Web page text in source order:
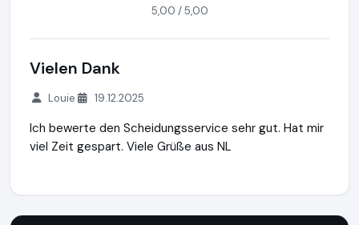
5,00 / 5,00
Vielen Dank
Louie 19.12.2025
Ich bewerte den Scheidungsservice sehr gut. Hat mir
viel Zeit gespart. Viele Grüße aus NL